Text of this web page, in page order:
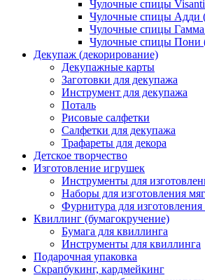
Чулочные спицы
Чулочные спицы Адди
Чулочные спицы Гамма
Чулочные спицы Пони
Декупаж (декорирование)
Декупажные карты
Заготовки для декупажа
Инструмент для декупажа
Поталь
Рисовые салфетки
Салфетки для декупажа
Трафареты для декора
Детское творчество
Изготовление игрушек
Инструменты для
Наборы для изготовления
Фурнитура для
Квиллинг (бумагокручение)
Бумага для квиллинга
Инструменты для квиллинга
Подарочная упаковка
Скрапбукинг, кардмейкинг